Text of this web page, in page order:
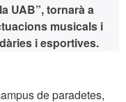
UAB”, tornarà a
musicals i
i esportives.
de paradetes,